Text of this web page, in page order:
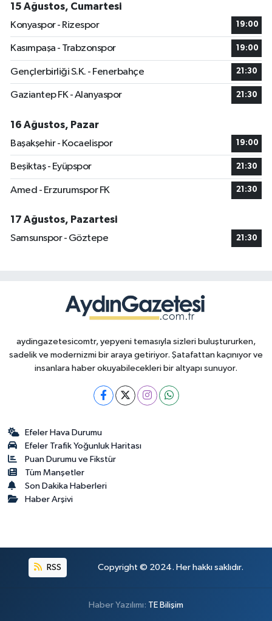
15 Ağustos, Cumartesi
Konyaspor - Rizespor
19:00
Kasımpaşa - Trabzonspor 19:00
Gençlerbirliği S.K. - Fenerbahçe 21:30
Gaziantep FK - Alanyaspor 21:30
16 Ağustos, Pazar
Başakşehir - Kocaelispor
19:00
Beşiktaş - Eyüpspor 21:30
Amed - Erzurumspor FK 21:30
17 Ağustos, Pazartesi
Samsunspor - Göztepe
21:30
aydingazetesicomtr, yepyeni temasıyla sizleri buluştururken,
sadelik ve modernizmi bir araya getiriyor. Şatafattan kaçınıyor ve
insanlara haber okuyabilecekleri bir altyapı sunuyor.
Efeler Hava Durumu
Efeler Trafik Yoğunluk Haritası
Puan Durumu ve Fikstür
Tüm Manşetler
Son Dakika Haberleri
Haber Arşivi
RSS Copyright © 2024. Her hakkı saklıdır.
Haber Yazılımı: TE Bilişim